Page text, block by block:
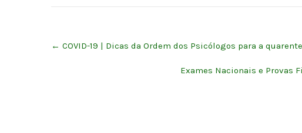
navigation
← COVID-19 | Dicas da Ordem dos Psicólogos para a
Exames Nacionais e Provas